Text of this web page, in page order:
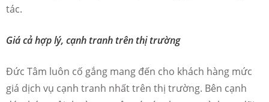
tác.
Giá cả hợp lý, cạnh tranh trên thị trường
Đức Tâm luôn cố gắng mang đến cho khách hàng mức
giá dịch vụ cạnh tranh nhất trên thị trường. Bên cạnh